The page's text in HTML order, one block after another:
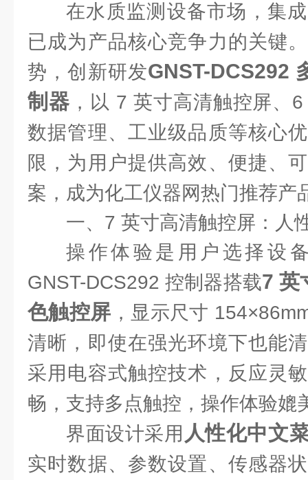
在水质监测设备市场，集
已成为产品核心竞争力的关键
势，创新研发GNST-DCS292
制器 ，以 7 英寸高清触控屏、
数据管理、工业级品质等核心
限，为用户提供高效、便捷、
案，成为化工仪器网热门推荐产
一、7 英寸高清触控屏：人
操作体验是用户选择设
GNST-DCS292 控制器搭载7 英
色触控屏 ，显示尺寸
清晰，即使在强光环境下也能
采用电容式触控技术，反应灵
畅，支持多点触控，操作体验媲
界面设计采用 人性化中文
实时数据、参数设置、传感器